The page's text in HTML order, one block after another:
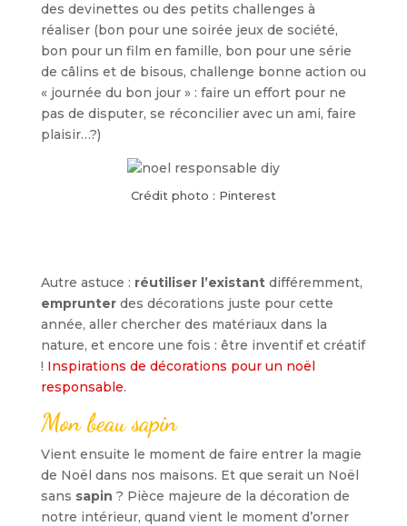
des devinettes ou des petits challenges à
réaliser (bon pour une soirée jeux de société,
bon pour un film en famille, bon pour une série
de câlins et de bisous, challenge bonne action ou
« journée du bon jour » : faire un effort pour ne
pas de disputer, se réconcilier avec un ami, faire
plaisir…?)
Crédit photo : Pinterest
Autre astuce : réutiliser l’existant différemment,
emprunter des décorations juste pour cette
année, aller chercher des matériaux dans la
nature, et encore une fois : être inventif et créatif
! Inspirations de décorations pour un noël
responsable.
Mon beau sapin
Vient ensuite le moment de faire entrer la magie
de Noël dans nos maisons. Et que serait un Noël
sans sapin ? Pièce majeure de la décoration de
notre intérieur, quand vient le moment d’orner